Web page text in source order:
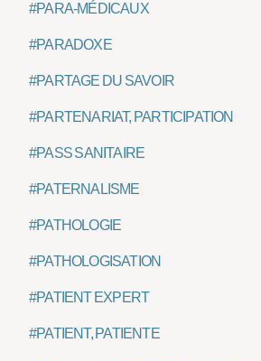
#PARA-MÉDICAUX
#PARADOXE
#PARTAGE DU SAVOIR
#PARTENARIAT, PARTICIPATION
#PASS SANITAIRE
#PATERNALISME
#PATHOLOGIE
#PATHOLOGISATION
#PATIENT EXPERT
#PATIENT, PATIENTE